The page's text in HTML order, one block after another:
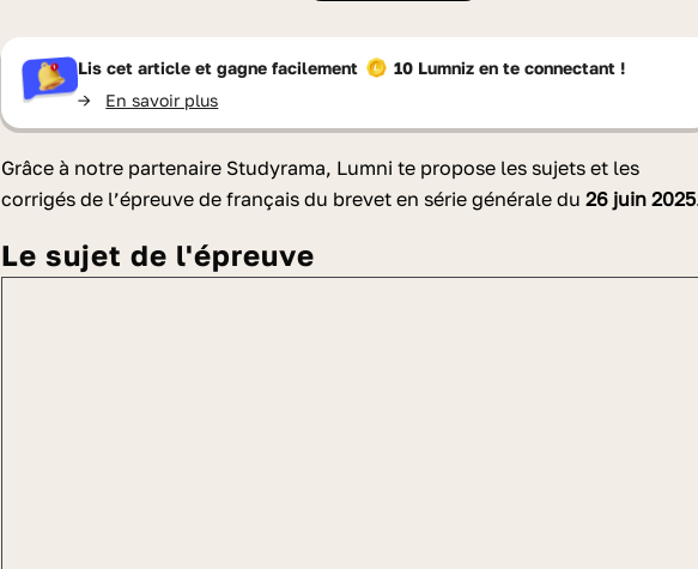
Lis cet article et gagne facilement 10 Lumnizen te connectant !
-> En savoir plus
Grâce à notre partenaire Studyrama, Lumni te propose les sujets et les
corrigés de l’épreuve de français du brevet en série générale du26 juin 2025
Le sujet de l'épreuve